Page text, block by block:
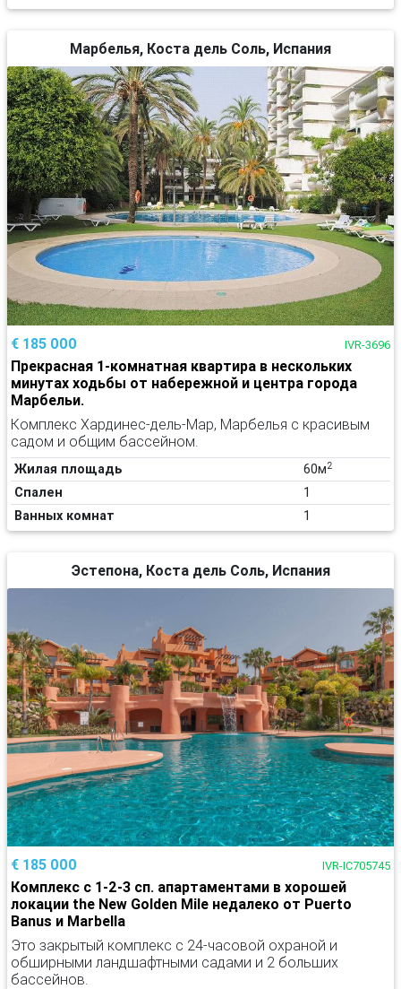
Марбелья, Коста дель Соль, Испания
€ 185 000 IVR-3696
Прекрасная 1-комнатная квартира в нескольких
минутах ходьбы от набережной и центра города
Марбельи.
Комплекс Хардинес-дель-Мар, Марбелья с красивым
садом и общим бассейном.
Жилая площадь 60м2
Спален
1
Ванных комнат
1
Эстепона, Коста дель Соль, Испания
€ 185 000 IVR-IC705745
Комплекс с 1-2-3 сп. апартаментами в хорошей
локации the New Golden Mile недалеко от Puerto
Banus и Marbella
Это закрытый комплекс с 24-часовой охраной и
обширными ландшафтными садами и 2 больших
бассейнов.